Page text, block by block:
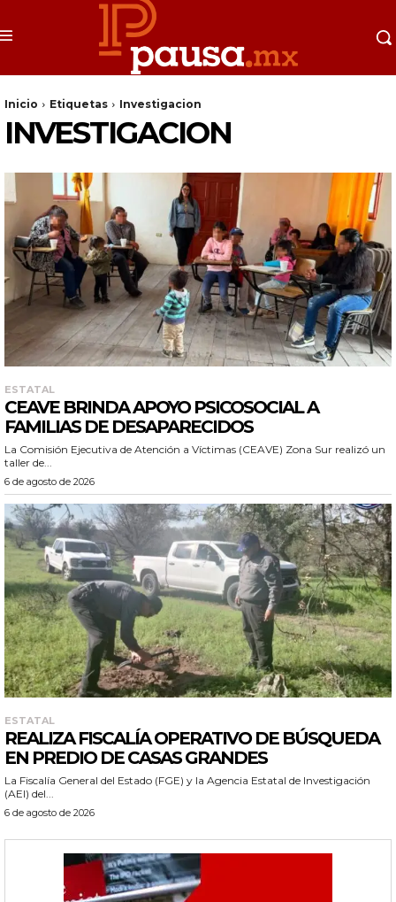
Inicio Etiquetas Investigacion
INVESTIGACION
ESTATAL
CEAVE BRINDA APOYO PSICOSOCIAL A
FAMILIAS DE DESAPARECIDOS
La Comisión Ejecutiva de Atención a Víctimas (CEAVE) Zona Sur realizó un
taller de...
6 de agosto de 2026
ESTATAL
REALIZA FISCALÍA OPERATIVO DE BÚSQUEDA
EN PREDIO DE CASAS GRANDES
La Fiscalía General del Estado (FGE) y la Agencia Estatal de Investigación
(AEI) del...
6 de agosto de 2026